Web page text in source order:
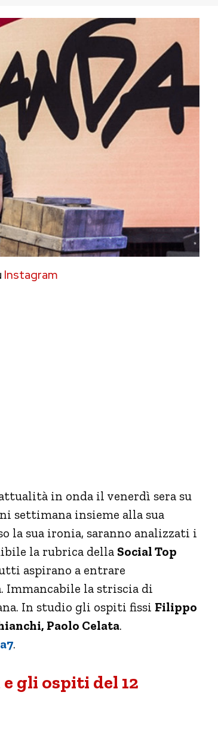
Instagram
in onda il venerdì sera su
settimana insieme alla sua
la sua ironia, saranno analizzati i
la rubrica della Social Top
aspirano a entrare
Immancabile la striscia di
In studio gli ospiti fissi Filippo
Paolo Celata.
.
gli ospiti del 12